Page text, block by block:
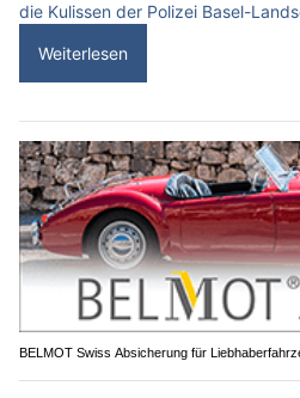
die Kulissen der Polizei Basel-
Weiterlesen
BELMOT Swiss Absicherung für